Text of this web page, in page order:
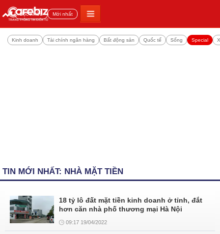
Đọc nhiều Mới nhất
Kinh doanh Tài chính ngân hàng Bất động sản Quốc tế Sống Special
TIN MỚI NHẤT: NHÀ MẶT TIỀN
18 tỷ lô đất mặt tiền kinh doanh ở tỉnh, đắt
hơn căn nhà phố thương mại Hà Nội
09:17 19/04/2022